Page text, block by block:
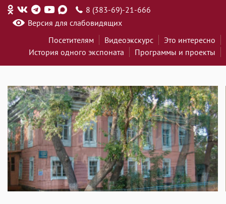
8 (383-69)-21-666
Версия для слабовидящих
Посетителям
Видеоэкскурс
Это интересно
История одного экспоната
Программы и проекты